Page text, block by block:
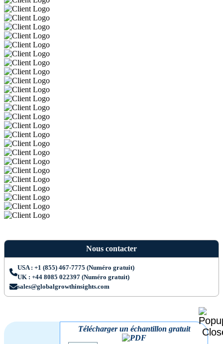
Nous contacter
USA : +1 (855) 467-7775 (Numéro gratuit)
UK : +44 8085 022397 (Numéro gratuit)
sales@globalgrowthinsights.com
Télécharger un échantillon gratuit